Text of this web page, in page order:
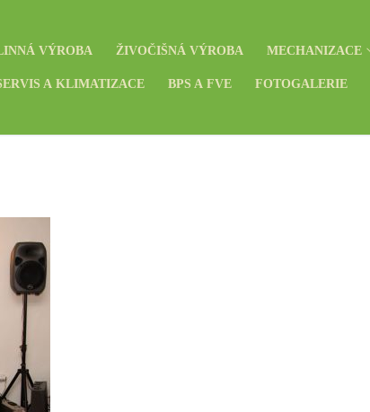
VÝROBA ŽIVOČIŠNÁ VÝROBA MECHANIZACE
A KLIMATIZACE BPS A FVE FOTOGALERIE